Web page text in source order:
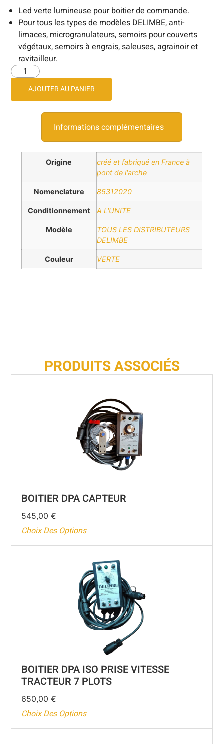
Led verte lumineuse pour boitier de commande.
Pour tous les types de modèles DELIMBE, anti-
limaces, microgranulateurs, semoirs pour couverts
végétaux, semoirs à engrais, saleuses, agrainoir et
ravitailleur.
AJOUTER AU PANIER
Informations complémentaires
Origine
créé et fabriqué en France à
pont de l'arche
Nomenclature 85312020
Conditionnement A L'UNITE
Modèle
TOUS LES DISTRIBUTEURS
DELIMBE
Couleur VERTE
PRODUITS ASSOCIÉS
BOITIER DPA CAPTEUR
545,00€
Choix Des Options
BOITIER DPA ISO PRISE VITESSE
TRACTEUR 7 PLOTS
650,00€
Choix Des Options